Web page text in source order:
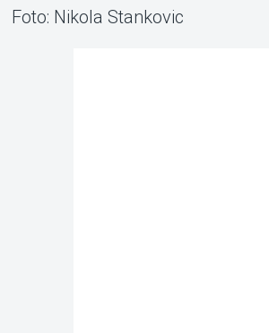
Foto: Nikola Stankovic